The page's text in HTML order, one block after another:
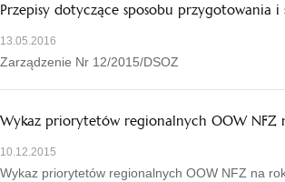
Przepisy dotyczące sposobu przygotowania i
13.05.2016
Zarządzenie Nr 12/2015/DSOZ
Wykaz priorytetów regionalnych OOW NFZ
10.12.2015
Wykaz priorytetów regionalnych OOW NFZ na